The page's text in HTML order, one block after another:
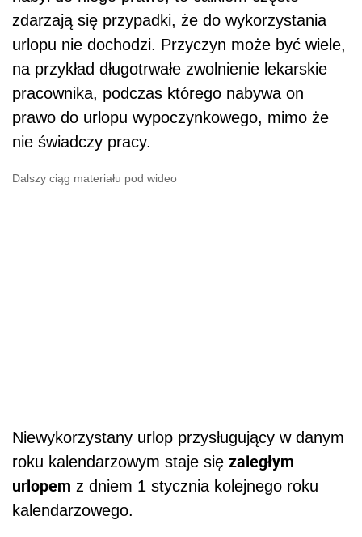
zdarzają się przypadki, że do wykorzystania
urlopu nie dochodzi. Przyczyn może być wiele,
na przykład długotrwałe zwolnienie lekarskie
pracownika, podczas którego nabywa on
prawo do urlopu wypoczynkowego, mimo że
nie świadczy pracy.
Dalszy ciąg materiału pod wideo
Niewykorzystany urlop przysługujący w danym
roku kalendarzowym staje się zaległym
urlopem z dniem 1 stycznia kolejnego roku
kalendarzowego.